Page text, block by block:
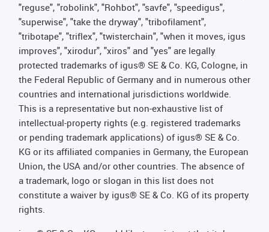
"reguse", "robolink", "Rohbot", "savfe", "speedigus",
"superwise", "take the dryway", "tribofilament",
"tribotape", "triflex", "twisterchain", "when it moves, igus
improves", "xirodur", "xiros" and "yes" are legally
protected trademarks of igus® SE & Co. KG, Cologne, in
the Federal Republic of Germany and in numerous other
countries and international jurisdictions worldwide.
This is a representative but non-exhaustive list of
intellectual-property rights (e.g. registered trademarks
or pending trademark applications) of igus® SE & Co.
KG or its affiliated companies in Germany, the European
Union, the USA and/or other countries. The absence of
a trademark, logo or slogan in this list does not
constitute a waiver by igus® SE & Co. KG of its property
rights.